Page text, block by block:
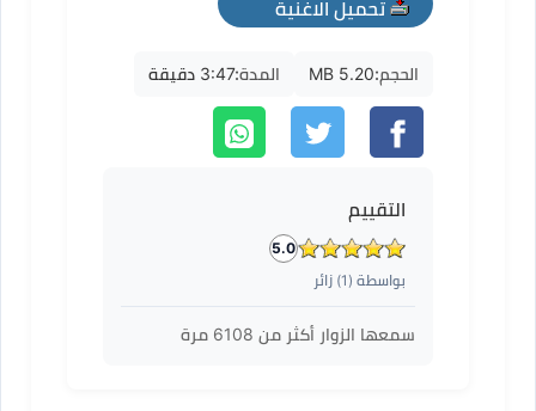
تحميل الاغنية
mp3
الحجم:5.20 MB المدة:3:47 دقيقة
التقييم
5.0
بواسطة ( 1) زائر
سمعها الزوار أكثر من 6108 مرة